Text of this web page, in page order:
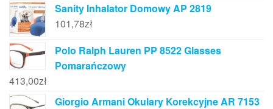
Sanity Inhalator Domowy AP 2819
101,78zł
Polo Ralph Lauren PP 8522 Glasses
Pomarańczowy
413,00zł
Giorgio Armani Okulary Korekcyjne AR 7153